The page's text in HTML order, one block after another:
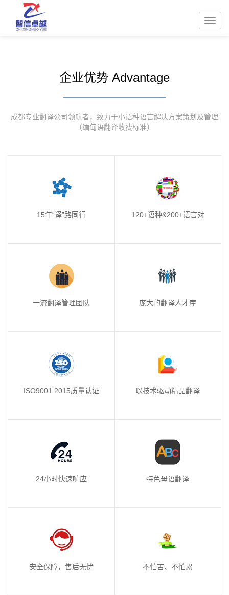
企业优势 Advantage
成都专业翻译公司领航者，致力于小语种语言解决方案策划及管理
（缅甸语翻译收费标准）
15年“译”路同行 120+语种&200+语言对
一流翻译管理团队 庞大的翻译人才库
ISO9001:2015质量认证 以技术驱动精品翻译
24小时快速响应 特色母语翻译
安全保障，售后无忧 不怕苦、不怕累